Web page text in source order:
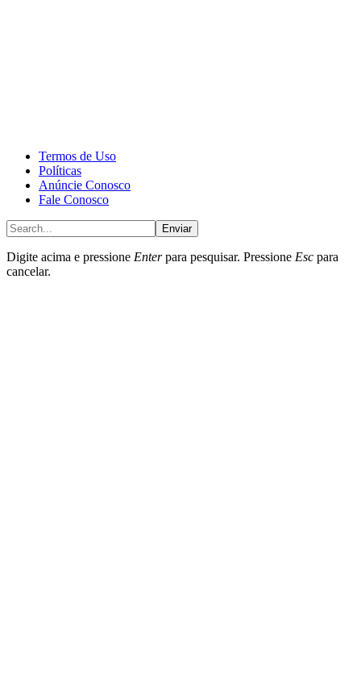
Termos de Uso
Políticas
Anúncie Conosco
Fale Conosco
Enviar
Digite acima e pressione Enterpara pesquisar. Pressione Esc para
cancelar.